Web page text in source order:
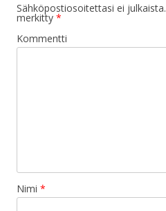
Sähköpostiosoitettasi ei julkaista.
merkitty *
Kommentti
Nimi *